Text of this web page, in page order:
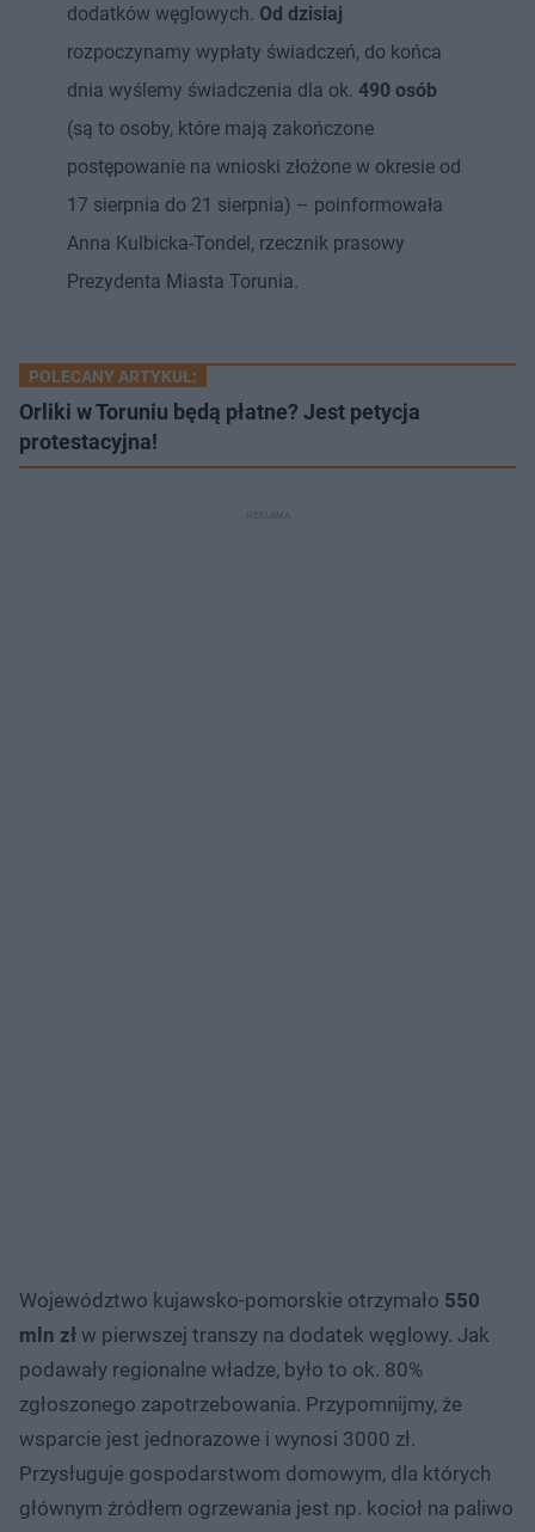
dodatków węglowych. Od dzisiaj
rozpoczynamy wypłaty świadczeń, do końca
dnia wyślemy świadczenia dla ok. 490 osób
(są to osoby, które mają zakończone
postępowanie na wnioski złożone w okresie od
17 sierpnia do 21 sierpnia) – poinformowała
Anna Kulbicka-Tondel, rzecznik prasowy
Prezydenta Miasta Torunia.
POLECANY ARTYKUŁ:
Orliki w Toruniu będą płatne? Jest petycja
protestacyjna!
Województwo kujawsko-pomorskie otrzymało 550
mln zł w pierwszej transzy na dodatek węglowy. Jak
podawały regionalne władze, było to ok. 80%
zgłoszonego zapotrzebowania. Przypomnijmy, że
wsparcie jest jednorazowe i wynosi 3000 zł.
Przysługuje gospodarstwom domowym, dla których
głównym źródłem ogrzewania jest np. kocioł na paliwo